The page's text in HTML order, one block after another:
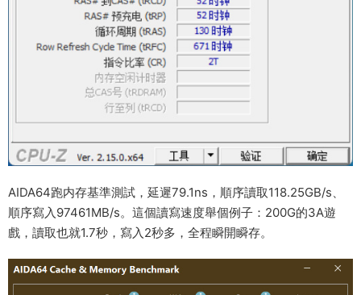
AIDA64跑内存基準測試，延遲79.1ns，順序讀取118.25GB/s、
順序寫入97461MB/s。這個讀寫速度舉個例子：200G的3A遊
戲，讀取也就1.7秒，寫入2秒多，全程瞬開瞬存。